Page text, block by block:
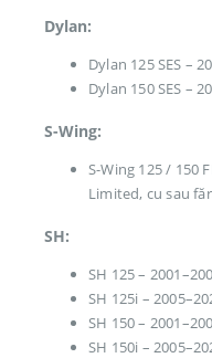
Dylan:
Dylan 125 SES –
Dylan 150 SES –
S-Wing:
S-Wing 125 / 150
Limited, cu sau
SH:
SH 125 –
SH 125i –
SH 150 –
SH 150i –